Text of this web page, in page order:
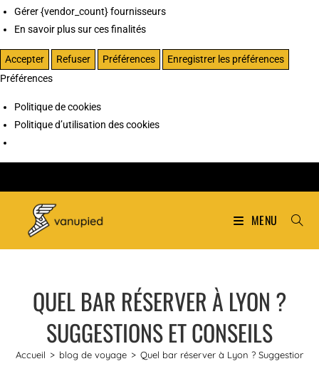
Gérer {vendor_count} fournisseurs
En savoir plus sur ces finalités
Accepter Refuser Préférences
Enregistrer les préférences
Préférences
Politique de cookies
Politique d’utilisation des cookies
MENU
QUEL BAR RÉSERVER À LYON ?
SUGGESTIONS ET CONSEILS
Accueil > blog de voyage > Quel bar réserver à Lyon ? Suggestions